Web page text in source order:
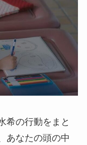
希の行動をまと
あなたの頭の中